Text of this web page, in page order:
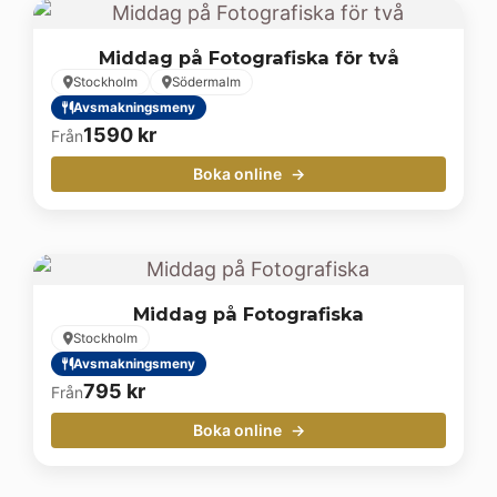
Middag på Fotografiska för två
Stockholm
Södermalm
Avsmakningsmeny
Från1590 kr
Boka online
Middag på Fotografiska
Stockholm
Avsmakningsmeny
Från795 kr
Boka online